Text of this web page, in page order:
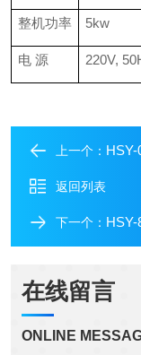
整机功率 5kw
电 源 220V,
上一个：
返回列表
下一个：
在线留言
ONLINE